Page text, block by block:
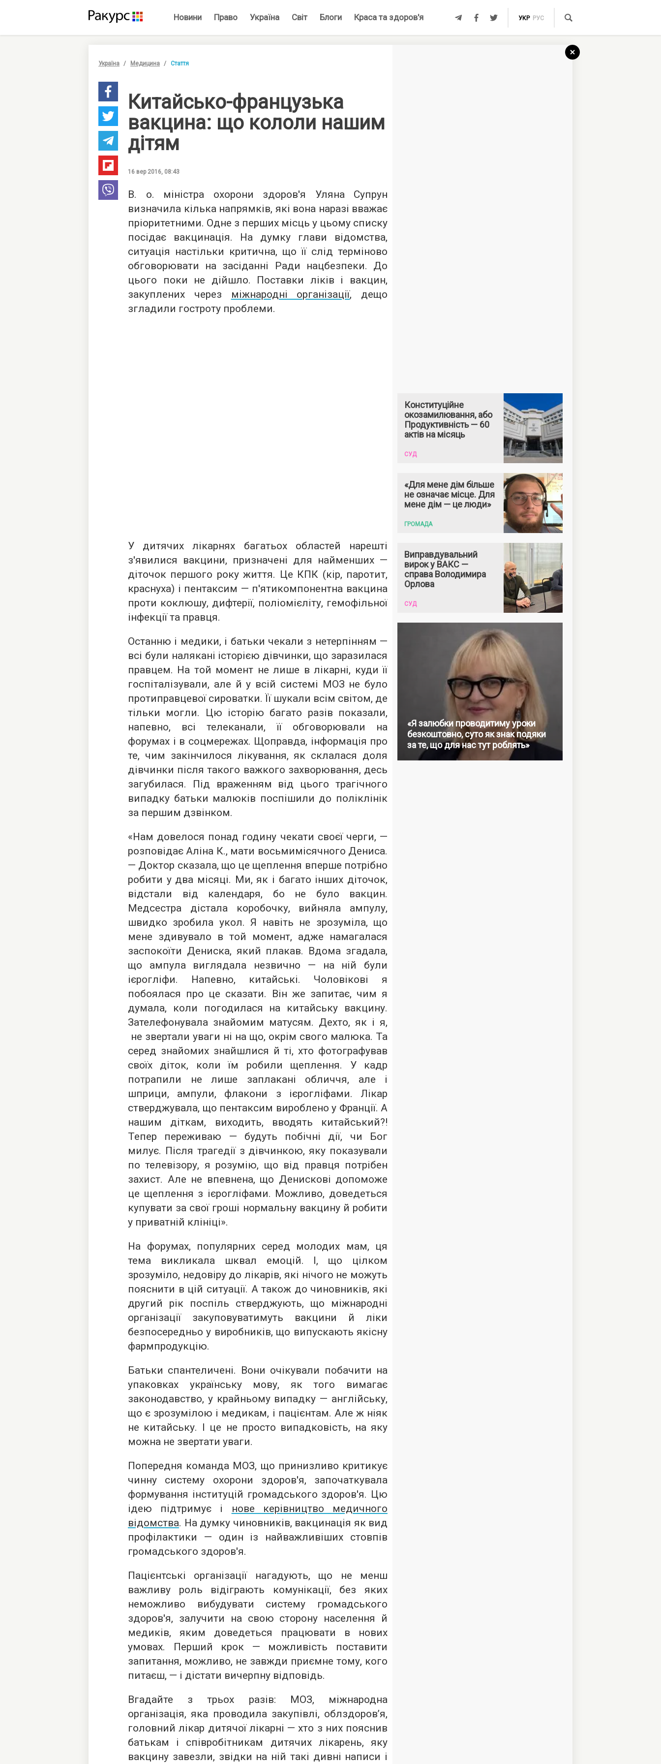
Новини Право Україна Світ Блоги Краса та здоров'я УКР РУС
Україна Медицина Стаття
Китайсько-французька
вакцина: що кололи нашим
дітям
16 вер 2016, 08:43
В. о. міністра охорони здоров'я Уляна Супрун
визначила кілька напрямків, які вона наразі вважає
пріоритетними. Одне з перших місць у цьому списку
посідає вакцинація. На думку глави відомства,
ситуація настільки критична, що її слід терміново
обговорювати на засіданні Ради нацбезпеки. До
цього поки не дійшло. Поставки ліків і вакцин,
закуплених через
міжнародні організації, дещо
згладили гостроту проблеми.
У дитячих лікарнях багатьох областей нарешті
з'явилися вакцини, призначені для найменших —
діточок першого року життя. Це КПК (кір, паротит,
краснуха) і пентаксим — п'ятикомпонентна вакцина
проти коклюшу, дифтерії, поліомієліту, гемофільної
інфекції та правця.
Останню і медики, і батьки чекали з нетерпінням —
всі були налякані історією дівчинки, що заразилася
правцем. На той момент не лише в лікарні, куди її
госпіталізували, але й у всій системі МОЗ не було
протиправцевої сироватки. Її шукали всім світом, де
тільки могли. Цю історію багато разів показали,
напевно, всі телеканали, її обговорювали на
форумах і в соцмережах. Щоправда, інформація про
те, чим закінчилося лікування, як склалася доля
дівчинки після такого важкого захворювання, десь
загубилася. Під враженням від цього трагічного
випадку батьки малюків поспішили до поліклінік
за першим дзвінком.
«Нам довелося понад годину чекати своєї черги, —
розповідає Аліна К., мати восьмимісячного Дениса.
— Доктор сказала, що це щеплення вперше потрібно
робити у два місяці. Ми, як і багато інших діточок,
відстали від календаря, бо не було вакцин.
Медсестра дістала коробочку, вийняла ампулу,
швидко зробила укол. Я навіть не зрозуміла, що
мене здивувало в той момент, адже намагалася
заспокоїти Дениска, який плакав. Вдома згадала,
що ампула виглядала незвично — на ній були
ієрогліфи. Напевно, китайські. Чоловікові я
побоялася про це сказати. Він же запитає, чим я
думала, коли погодилася на китайську вакцину.
Зателефонувала знайомим матусям. Дехто, як і я,
не звертали уваги ні на що, окрім свого малюка. Та
серед знайомих знайшлися й ті, хто фотографував
своїх діток, коли їм робили щеплення. У кадр
потрапили не лише заплакані обличчя, але і
шприци, ампули, флакони з ієрогліфами. Лікар
стверджувала, що пентаксим вироблено у Франції. А
нашим діткам, виходить, вводять китайський?!
Тепер переживаю — будуть побічні дії, чи Бог
милує. Після трагедії з дівчинкою, яку показували
по телевізору, я розумію, що від правця потрібен
захист. Але не впевнена, що Денискові допоможе
це щеплення з ієрогліфами. Можливо, доведеться
купувати за свої гроші нормальну вакцину й робити
у приватній клініці».
На форумах, популярних серед молодих мам, ця
тема викликала шквал емоцій. І, що цілком
зрозуміло, недовіру до лікарів, які нічого не можуть
пояснити в цій ситуації. А також до чиновників, які
другий рік поспіль стверджують, що міжнародні
організації закуповуватимуть вакцини й ліки
безпосередньо у виробників, що випускають якісну
фармпродукцію.
Батьки спантеличені. Вони очікували побачити на
упаковках українську мову, як того вимагає
законодавство, у крайньому випадку — англійську,
що є зрозумілою і медикам, і пацієнтам. Але ж ніяк
не китайську. І це не просто випадковість, на яку
можна не звертати уваги.
Попередня команда МОЗ, що принизливо критикує
чинну систему охорони здоров'я, започаткувала
формування інституцій громадського здоров'я. Цю
ідею підтримує і нове керівництво медичного
відомства. На думку чиновників, вакцинація як вид
профілактики — один із найважливіших стовпів
громадського здоров'я.
Пацієнтські організації нагадують, що не менш
важливу роль відіграють комунікації, без яких
неможливо вибудувати систему громадського
здоров'я, залучити на свою сторону населення й
медиків, яким доведеться працювати в нових
умовах. Перший крок — можливість поставити
запитання, можливо, не завжди приємне тому, кого
питаєш, — і дістати вичерпну відповідь.
Вгадайте з трьох разів: МОЗ, міжнародна
організація, яка проводила закупівлі, облздоров’я,
головний лікар дитячої лікарні — хто з них пояснив
батькам і співробітникам дитячих лікарень, яку
вакцину завезли, звідки на ній такі дивні написи і
Конституційне
окозамилювання, або
Продуктивність — 60
актів на місяць
СУД
«Для мене дім більше
не означає місце. Для
мене дім — це люди»
ГРОМАДА
Виправдувальний
вирок у ВАКС —
справа Володимира
Орлова
СУД
«Я залюбки проводитиму уроки
безкоштовно, суто як знак подяки
за те, що для нас тут роблять»